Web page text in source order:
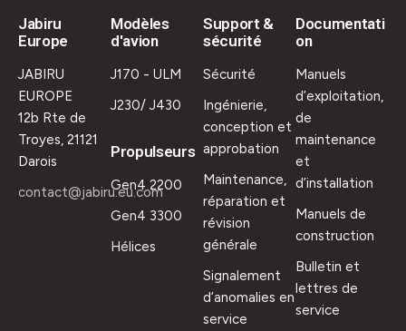
Jabiru
Europe
JABIRU
EUROPE
12b Rte de
Troyes, 21121
Darois
contact@jabiru.eu.com
Modèles
d'avion
J170 - ULM
J230/ J430
Propulseurs
Gen4 2200
Gen4 3300
Hélices
Support &
sécurité
Sécurité
Ingénierie,
conception et
approbation
Maintenance,
réparation et
révision
générale
Signalement
d’anomalies en
service
Documentati
on
Manuels
d’exploitation,
de
maintenance
et
d’installation
Manuels de
construction
Bulletin et
lettres de
service